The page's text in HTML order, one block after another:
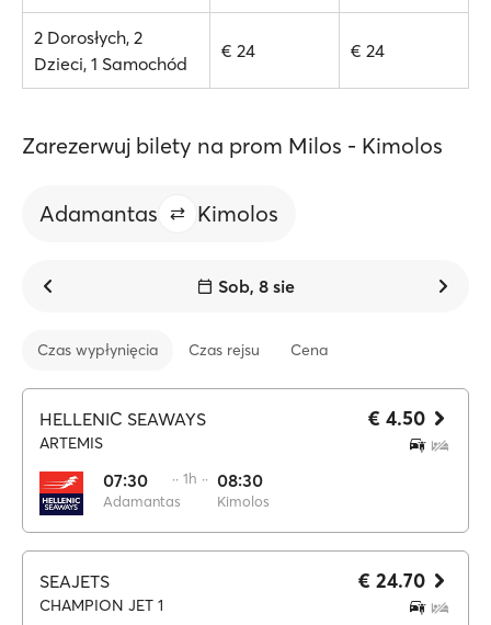
2 Dorosłych, 2
Dzieci, 1 Samochód
€ 24 € 24
Zarezerwuj bilety na prom Milos - Kimolos
Adamantas Kimolos
Sob, 8 sie
Czas wypłynięcia Czas rejsu Cena
HELLENIC SEAWAYS
ARTEMIS
07:30
Adamantas
·· 1h ·· 08:30
Kimolos
€ 4.50
SEAJETS
CHAMPION JET 1
€ 24.70